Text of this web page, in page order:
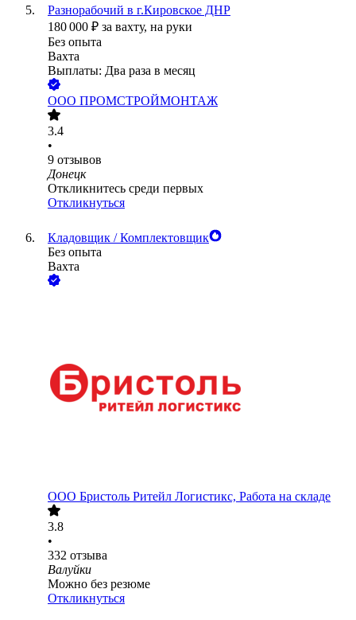
Разнорабочий в г.Кировское ДНР
180 000 ₽ за вахту, на руки
Без опыта
Вахта
Выплаты: Два раза в месяц
ООО ПРОМСТРОЙМОНТАЖ
3.4
•
9 отзывов
Донецк
Откликнитесь среди первых
Откликнуться
Кладовщик / Комплектовщик
Без опыта
Вахта
ООО Бристоль Ритейл Логистикс, Работа на складе
3.8
•
332 отзыва
Валуйки
Можно без резюме
Откликнуться